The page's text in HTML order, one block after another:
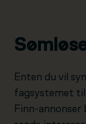
Enten du vil
fagsystemet
Finn-annonser